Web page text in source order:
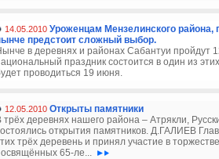
14.05.2010 Уроженцам Мензелинского
предстоит сложный выбор.
в деревнях и районах Сабантуи пройдут
праздник состоится в один из
проводиться 19 июня.
12.05.2010 Открыты памятники
трёх деревнях нашего района – Атрякли,
открытия памятников. Д.ГАЛИЕВ
трёх деревень и принял участие в
65-ле...